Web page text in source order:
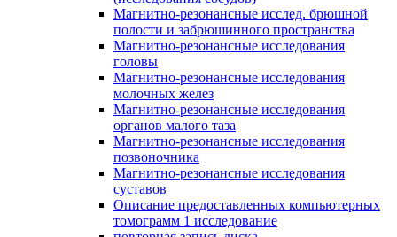
Магнитно-резонансные исслед. брюшной
полости и забрюшинного пространства
Магнитно-резонансные исследования
головы
Магнитно-резонансные исследования
молочных желез
Магнитно-резонансные исследования
органов малого таза
Магнитно-резонансные исследования
позвоночника
Магнитно-резонансные исследования
суставов
Описание предоставленных компьютерных
томограмм 1 исследование